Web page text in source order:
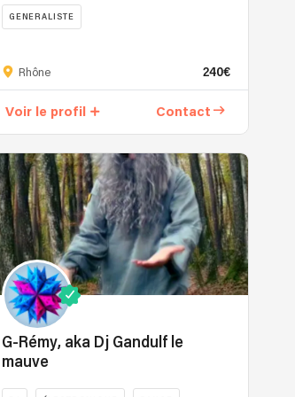
GENERALISTE
à
ans
je
suis
DJ/producteur
depuis
une
vingtaine
d'années...
pour
mon
âge
Rhône 240€
Voir le profil Contact
G-Rémy, aka Dj Gandulf le
mauve